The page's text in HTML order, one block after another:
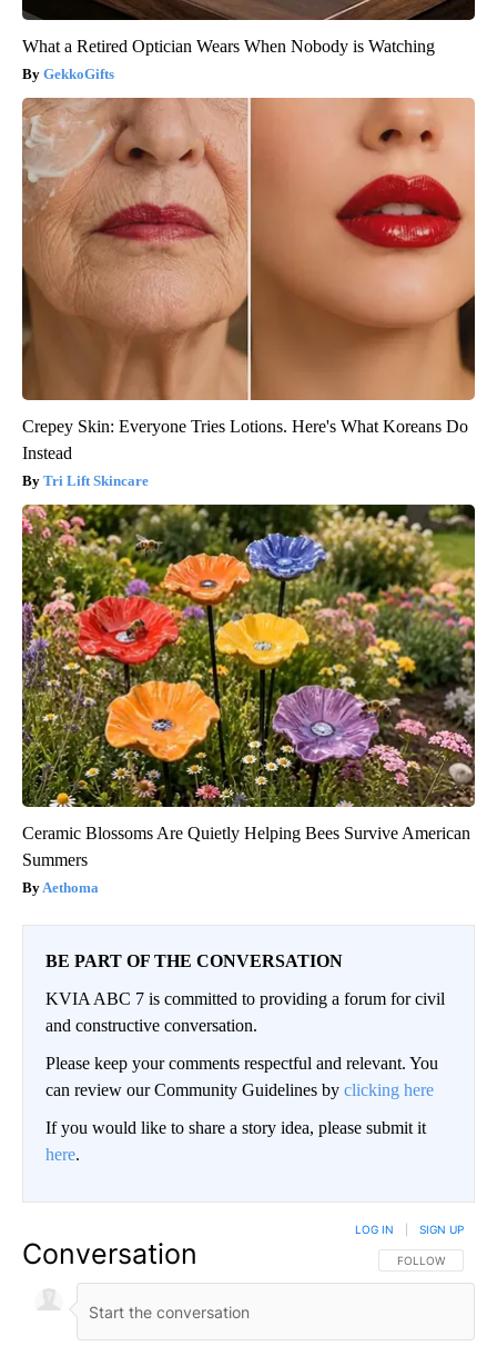
What a Retired Optician Wears When Nobody is Watching
GekkoGifts
Crepey Skin: Everyone Tries Lotions. Here's What Koreans Do
Instead
Tri Lift Skincare
Ceramic Blossoms Are Quietly Helping Bees Survive American
Summers
Aethoma
BE PART OF THE CONVERSATION
KVIA ABC 7 is committed to providing a forum for civil
and constructive conversation.
Please keep your comments respectful and relevant. You
can review our Community Guidelines by clicking here
If you would like to share a story idea, please submit it
here.
Conversation FOLLOW THIS
FOLLOW
LOG IN SIGN UP